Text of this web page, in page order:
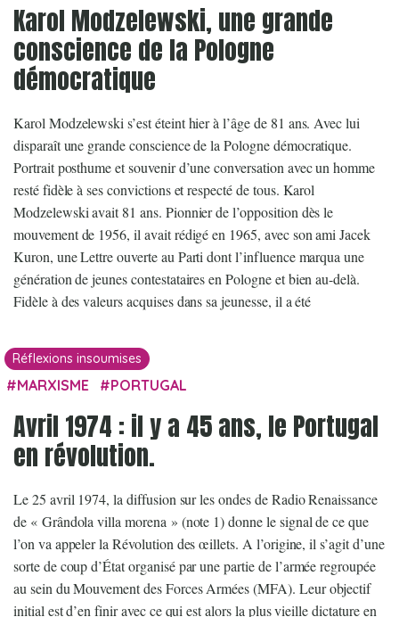
Karol Modzelewski, une grande
conscience de la Pologne
démocratique
Karol Modzelewski s’est éteint hier à l’âge de 81 ans. Avec lui
disparaît une grande conscience de la Pologne démocratique.
Portrait posthume et souvenir d’une conversation avec un homme
resté fidèle à ses convictions et respecté de tous. Karol
Modzelewski avait 81 ans. Pionnier de l’opposition dès le
mouvement de 1956, il avait rédigé en 1965, avec son ami Jacek
Kuron, une Lettre ouverte au Parti dont l’influence marqua une
génération de jeunes contestataires en Pologne et bien au-delà.
Fidèle à des valeurs acquises dans sa jeunesse, il a été
Réflexions insoumises
MARXISME PORTUGAL
Avril 1974 : il y a 45 ans, le Portugal
en révolution.
Le 25 avril 1974, la diffusion sur les ondes de Radio Renaissance
de « Grândola villa morena » (note 1) donne le signal de ce que
l’on va appeler la Révolution des œillets. A l’origine, il s’agit d’une
sorte de coup d’État organisé par une partie de l’armée regroupée
au sein du Mouvement des Forces Armées (MFA). Leur objectif
initial est d’en finir avec ce qui est alors la plus vieille dictature en